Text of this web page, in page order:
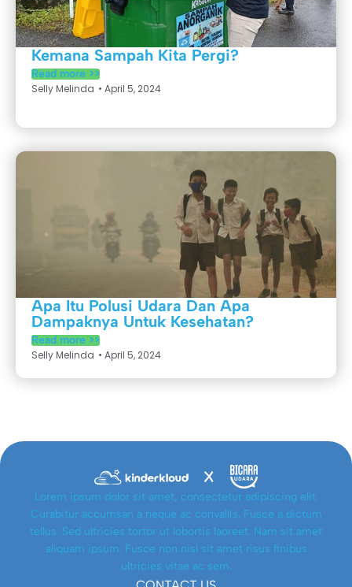
Kemana Sampah Kita Pergi?
Read more >>
Selly Melinda • April 5, 2024
Apa Itu Polusi Udara Dan Apa
Dampaknya Untuk Kesehatan?
Read more >>
Selly Melinda • April 5, 2024
Lorem ipsum dolor sit amet, consectetur adipiscing elit.
Curabitur accumsan a neque ac convallis. Fusce a dictum
tellus. Sed ultricies tortor ut lobortis laoreet. Nam sit amet
aliquam ipsum. Fusce non nisl sit amet risus finibus
ultricies vitae ac sem.